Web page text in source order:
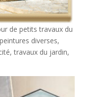
de petits travaux du
diverses,
travaux du jardin,